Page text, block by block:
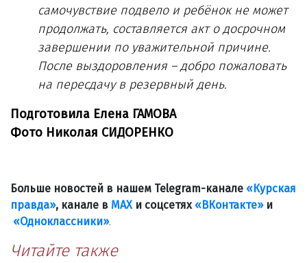
самочувствие подвело и ребёнок не может
продолжать, составляется акт о досрочном
завершении по уважительной причине.
После выздоровления – добро пожаловать
на пересдачу в резервный день.
Подготовила Елена ГАМОВА
Фото Николая СИДОРЕНКО
Больше новостей в нашем Telegram-канале «Курская
правда», канале в МАХ и соцсетях «ВКонтакте»и
«Одноклассники».
Читайте также